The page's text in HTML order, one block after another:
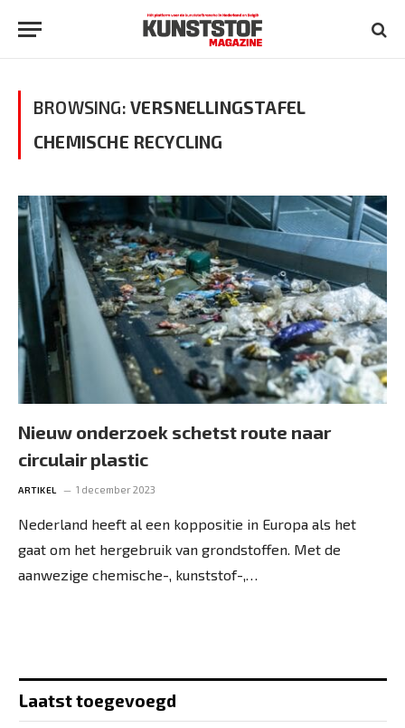
BROWSING: VERSNELLINGSTAFEL
CHEMISCHE RECYCLING
Nieuw onderzoek schetst route naar
circulair plastic
ARTIKEL 1 december 2023
Nederland heeft al een koppositie in Europa als het
gaat om het hergebruik van grondstoffen. Met de
aanwezige chemische-, kunststof-,…
Laatst toegevoegd